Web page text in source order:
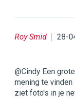
Roy Smid 28-
@Cindy Een
mening te
ziet foto's in je